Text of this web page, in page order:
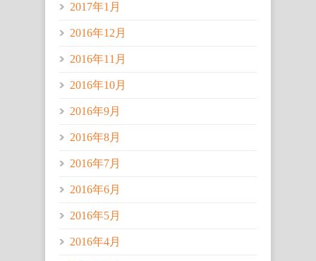
2017年1月
2016年12月
2016年11月
2016年10月
2016年9月
2016年8月
2016年7月
2016年6月
2016年5月
2016年4月